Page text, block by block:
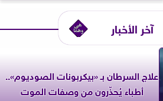
آخر الأخبار
علاج السرطان بـ «بيكربونات الصوديوم»..
أطباء يُحذّرون من وصفات الموت